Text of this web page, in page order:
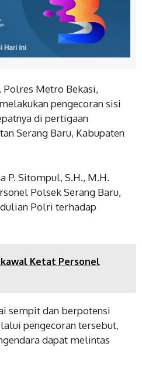
Polres Metro Bekasi,
pengecoran sisi
di pertigaan
Serang Baru, Kabupaten
P. Sitompul, S.H., M.H.
Polsek Serang Baru,
Polri terhadap
Ketat Personel
sempit dan berpotensi
pengecoran tersebut,
dapat melintas